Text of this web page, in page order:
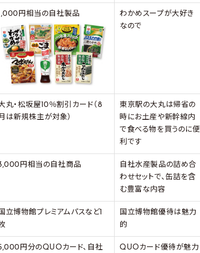
円相当の自社製品
わかめスープが大好き
なので
丸・松坂屋10％割引カード（8
は新規株主が対象）
東京駅の大丸は帰省の
時にお土産や新幹線内
で食べる物を買うのに便
利です
円相当の自社商品
自社水産製品の詰め合
わせセットで、缶詰を含
む豊富な内容
立博物館プレミアムパスなど1
国立博物館優待は魅力
的
円分のQUOカード、自社
QUOカード優待が魅力